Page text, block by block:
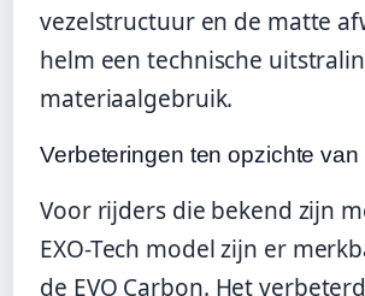
vezelstructuur en de matte
helm een technische
materiaalgebruik.
Verbeteringen ten opzichte
Voor rijders die bekend zijn
EXO-Tech model zijn er
de EVO Carbon. Het